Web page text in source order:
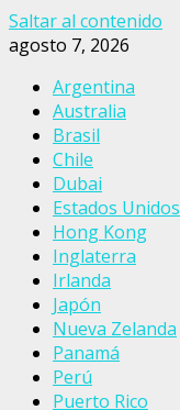
Saltar al contenido
agosto 7, 2026
Argentina
Australia
Brasil
Chile
Dubai
Estados Unidos
Hong Kong
Inglaterra
Irlanda
Japón
Nueva Zelanda
Panamá
Perú
Puerto Rico